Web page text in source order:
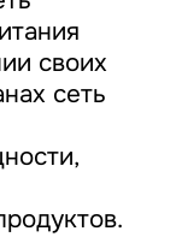
своих
сеть